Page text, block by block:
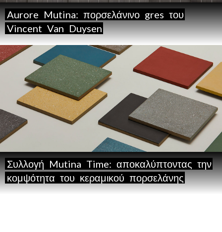
Aurore Mutina: πορσελάνινο gres του
Vincent Van Duysen
Συλλογή Mutina Time: αποκαλύπτοντας την
κομψότητα του κεραμικού πορσελάνης